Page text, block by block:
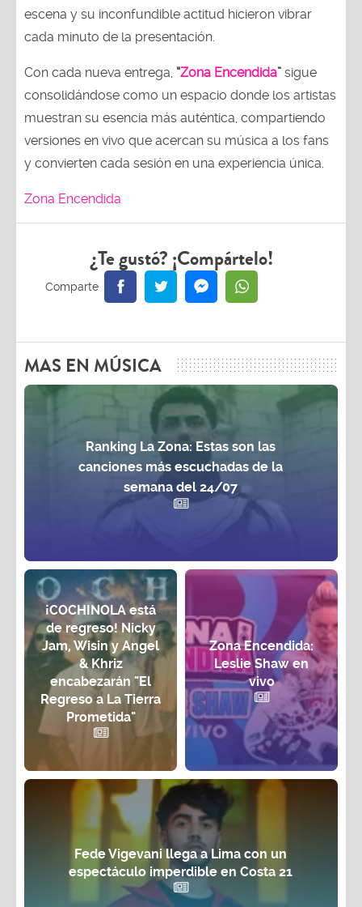
escena y su inconfundible actitud hicieron vibrar
cada minuto de la presentación.
Con cada nueva entrega, “Zona Encendida” sigue
consolidándose como un espacio donde los artistas
muestran su esencia más auténtica, compartiendo
versiones en vivo que acercan su música a los fans
y convierten cada sesión en una experiencia única.
Zona Encendida
¿Te gustó? ¡Compártelo!
MAS EN MÚSICA
Ranking La Zona: Estas son las
canciones más escuchadas de la
semana del 24/07
¡COCHINOLA está
de regreso! Nicky
Jam, Wisin y Angel
& Khriz
encabezarán "El
Regreso a La Tierra
Prometida"
Zona Encendida:
Leslie Shaw en
vivo
Fede Vigevani llega a Lima con un
espectáculo imperdible en Costa 21